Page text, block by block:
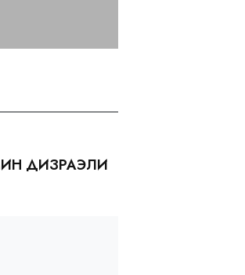
ДИЗРАЭЛИ